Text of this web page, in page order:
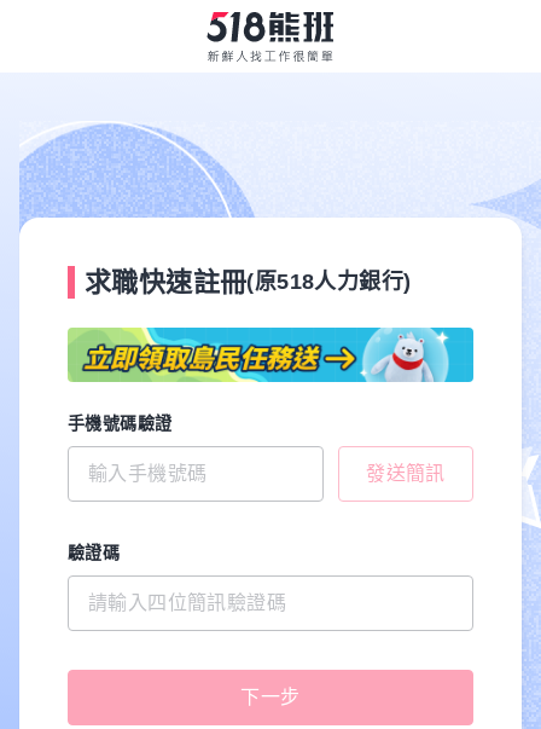
求職快速註冊(原518人力銀行)
手機號碼驗證
發送簡訊
驗證碼